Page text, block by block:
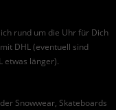
rund um die Uhr für Dich
DHL (eventuell sind
etwas länger).
Snowwear, Skateboards